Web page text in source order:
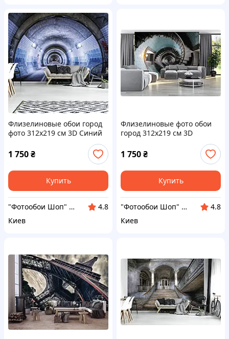
Флизелиновые обои город
фото 312x219 см 3D Синий
(12624VEXXL)+клей
1 750₴
Купить
"Фотообои Шоп" Интернет магазин
4.8
Киев
Флизелиновые фото обои
город 312x219 см 3D
(12627VEXXL)+клей
1 750₴
Купить
"Фотообои Шоп" Интернет магазин
4.8
Киев